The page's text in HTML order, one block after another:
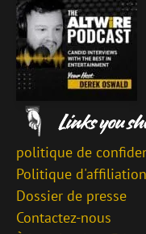
politique de
Politique d'affiliation
Dossier de presse
Contactez-nous